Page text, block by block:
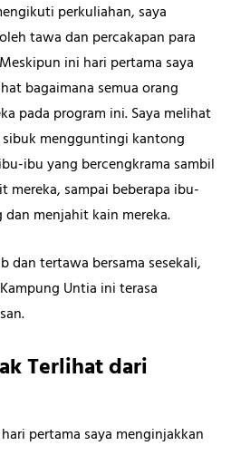
perkuliahan, saya
tawa dan percakapan para
ini hari pertama saya
bagaimana semua orang
pada program ini. Saya melihat
mengguntingi kantong
ibu yang bercengkrama sambil
mereka, sampai beberapa ibu-
menjahit kain mereka.
dan tertawa bersama sesekali,
Untia ini terasa
Terlihat dari
pertama saya menginjakkan